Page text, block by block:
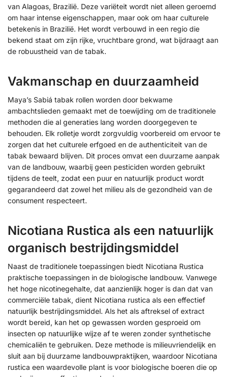
van Alagoas, Brazilië. Deze variëteit wordt niet alleen geroemd
om haar intense eigenschappen, maar ook om haar culturele
betekenis in Brazilië. Het wordt verbouwd in een regio die
bekend staat om zijn rijke, vruchtbare grond, wat bijdraagt aan
de robuustheid van de tabak.
Vakmanschap en duurzaamheid
Maya’s Sabiá tabak rollen worden door bekwame
ambachtslieden gemaakt met de toewijding om de traditionele
methoden die al generaties lang worden doorgegeven te
behouden. Elk rolletje wordt zorgvuldig voorbereid om ervoor te
zorgen dat het culturele erfgoed en de authenticiteit van de
tabak bewaard blijven. Dit proces omvat een duurzame aanpak
van de landbouw, waarbij geen pesticiden worden gebruikt
tijdens de teelt, zodat een puur en natuurlijk product wordt
gegarandeerd dat zowel het milieu als de gezondheid van de
consument respecteert.
Nicotiana Rustica als een natuurlijk
organisch bestrijdingsmiddel
Naast de traditionele toepassingen biedt Nicotiana Rustica
praktische toepassingen in de biologische landbouw. Vanwege
het hoge nicotinegehalte, dat aanzienlijk hoger is dan dat van
commerciële tabak, dient Nicotiana rustica als een effectief
natuurlijk bestrijdingsmiddel. Als het als aftreksel of extract
wordt bereid, kan het op gewassen worden gesproeid om
insecten op natuurlijke wijze af te weren zonder synthetische
chemicaliën te gebruiken. Deze methode is milieuvriendelijk en
sluit aan bij duurzame landbouwpraktijken, waardoor Nicotiana
rustica een waardevolle plant is voor biologische boeren die op